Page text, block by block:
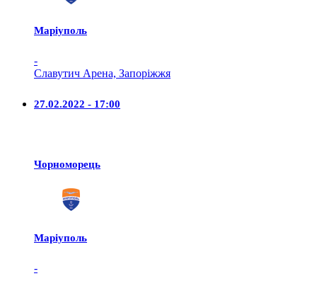
Маріуполь
-
Славутич Арена, Запоріжжя
27.02.2022 - 17:00
Чорноморець
Маріуполь
-